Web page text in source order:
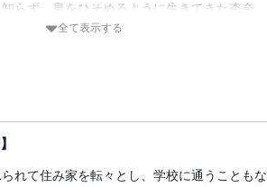
知らず、息をひそめるように生きてきた杏奈。
はなくなったとき、大人たちの毒牙が迫っ
ています。重複購入にご注意ください。
全て表示する
れて住み家を転々とし、学校に通うこともな